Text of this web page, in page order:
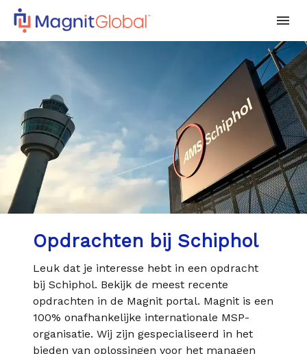
Opdrachten bij Schiphol
Leuk dat je interesse hebt in een opdracht
bij Schiphol. Bekijk de meest recente
opdrachten in de Magnit portal. Magnit is een
100% onafhankelijke internationale MSP-
organisatie. Wij zijn gespecialiseerd in het
bieden van oplossingen voor het managen